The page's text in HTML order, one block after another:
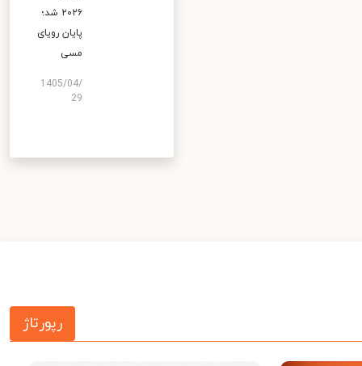
۲۰۲۶ شد؛
پایان رویای
مسی
1405/04/
29
رپورتاژ